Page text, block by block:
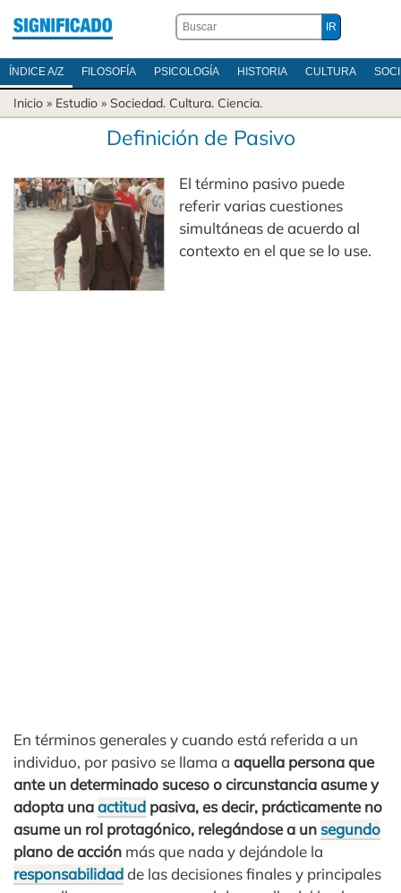
ÍNDICE A/Z FILOSOFÍA PSICOLOGÍA HISTORIA CULTURA
Inicio » Estudio » Sociedad. Cultura. Ciencia.
Definición de Pasivo
El término pasivo puede
referir varias cuestiones
simultáneas de acuerdo al
contexto en el que se lo use.
En términos generales y cuando está referida a un
individuo, por pasivo se llama a aquella persona que
ante un determinado suceso o circunstancia asume y
adopta unaactitud pasiva, es decir, prácticamente no
asume un rol protagónico, relegándose a un segundo
plano de acción más que nada y dejándole la
responsabilidadde las decisiones finales y principales